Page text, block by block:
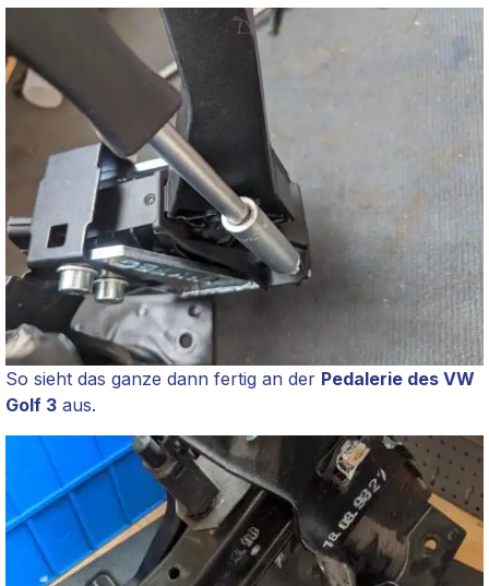
So sieht das ganze dann fertig an der Pedalerie des VW
Golf 3 aus.